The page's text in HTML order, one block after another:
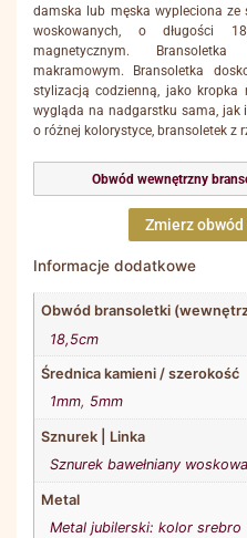
damska lub męska wypleciona ze
woskowanych, o długości
magnetycznym.
makramowym. Bransoletka
stylizacją codzienną, jako kropka
wygląda na nadgarstku sama, jak
o różnej kolorystyce, bransoletek z
Obwód wewnętrzny
Zmierz
Informacje dodatkowe
Obwód bransoletki
18,5cm
Średnica kamieni / szerokość
1mm, 5mm
Sznurek | Linka
Sznurek bawełniany
Metal
Metal jubilerski: kolor srebro